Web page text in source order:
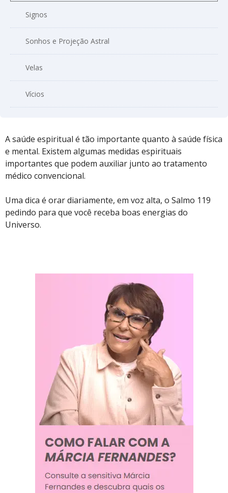
Signos
Sonhos e Projeção Astral
Velas
Vícios
A saúde espiritual é tão importante quanto à saúde física
e mental. Existem algumas medidas espirituais
importantes que podem auxiliar junto ao tratamento
médico convencional.
Uma dica é orar diariamente, em voz alta, o Salmo 119
pedindo para que você receba boas energias do
Universo.